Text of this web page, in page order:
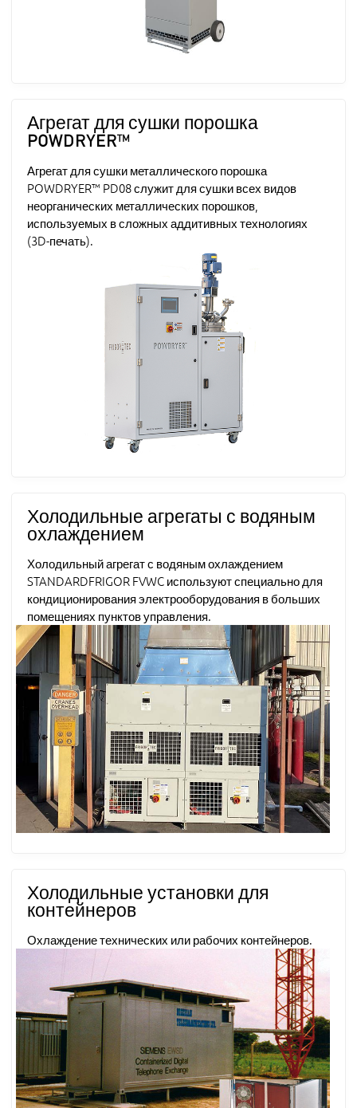
Агрегат для сушки порошка
POWDRYER™
Агрегат для сушки металлического порошка
POWDRYER™ PD08 служит для сушки всех видов
неорганических металлических порошков,
используемых в сложных аддитивных технологиях
(3D-печать).
Холодильные агрегаты с водяным
охлаждением
Холодильный агрегат с водяным охлаждением
STANDARDFRIGOR FVWC используют специально для
кондиционирования электрооборудования в больших
помещениях пунктов управления.
Холодильные установки для
контейнеров
Охлаждение технических или рабочих контейнеров.